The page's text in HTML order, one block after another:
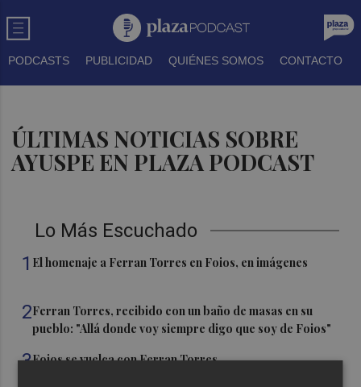
PODCASTS PUBLICIDAD QUIÉNES SOMOS CONTACTO
ÚLTIMAS NOTICIAS SOBRE
AYUSPE EN PLAZA PODCAST
Lo Más Escuchado
1 El homenaje a Ferran Torres en Foios, en imágenes
2Ferran Torres, recibido con un baño de masas en su
pueblo: "Allá donde voy siempre digo que soy de Foios"
3Foios se vuelca con Ferran Torres